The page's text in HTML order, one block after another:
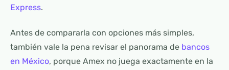
Express.
Antes de compararla con opciones más simples,
también vale la pena revisar el panorama de bancos
en México, porque Amex no juega exactamente en la